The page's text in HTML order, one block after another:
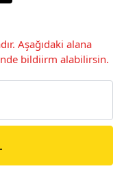
Aşağıdaki alana
bildiirm alabilirsin.